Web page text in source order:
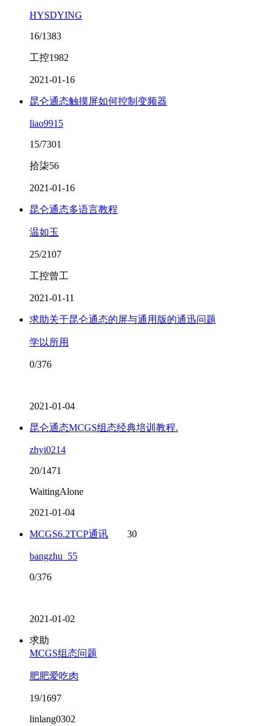
HYSDYING
16/1383
工控1982
2021-01-16
昆仑通态触摸屏如何控制变频器
liao9915
15/7301
拾柒56
2021-01-16
昆仑通态多语言教程
温如玉
25/2107
工控曾工
2021-01-11
求助关于昆仑通态的屏与通用版的通迅问题
学以所用
0/376
2021-01-04
昆仑通态MCGS组态经典培训教程.
zhyi0214
20/1471
WaitingAlone
2021-01-04
MCGS6.2TCP通讯 30
bangzhu_55
0/376
2021-01-02
求助
MCGS组态问题
肥肥爱吃肉
19/1697
linlang0302